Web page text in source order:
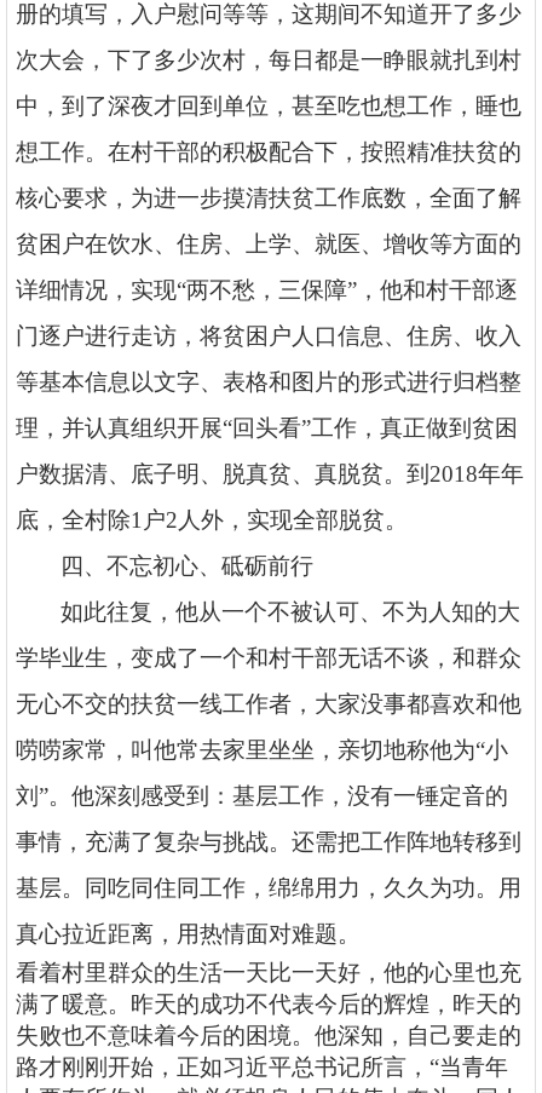
册的填写，入户慰问等等，这期间不知道开了多少
次大会，下了多少次村，每日都是一睁眼就扎到村
中，到了深夜才回到单位，甚至吃也想工作，睡也
想工作。在村干部的积极配合下，按照精准扶贫的
核心要求，为进一步摸清扶贫工作底数，全面了解
贫困户在饮水、住房、上学、就医、增收等方面的
详细情况，实现“两不愁，三保障”，他和村干部逐
门逐户进行走访，将贫困户人口信息、住房、收入
等基本信息以文字、表格和图片的形式进行归档整
理，并认真组织开展“回头看”工作，真正做到贫困
户数据清、底子明、脱真贫、真脱贫。到2018年年
底，全村除1户2人外，实现全部脱贫。
四、不忘初心、砥砺前行
如此往复，他从一个不被认可、不为人知的大
学毕业生，变成了一个和村干部无话不谈，和群众
无心不交的扶贫一线工作者，大家没事都喜欢和他
唠唠家常，叫他常去家里坐坐，亲切地称他为“小
刘”。他深刻感受到：基层工作，没有一锤定音的
事情，充满了复杂与挑战。还需把工作阵地转移到
基层。同吃同住同工作，绵绵用力，久久为功。用
真心拉近距离，用热情面对难题。
看着村里群众的生活一天比一天好，他的心里也充
满了暖意。昨天的成功不代表今后的辉煌，昨天的
失败也不意味着今后的困境。他深知，自己要走的
路才刚刚开始，正如习近平总书记所言， “当青年